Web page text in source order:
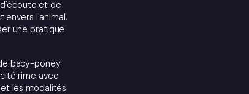
d'écoute et de
envers l'animal.
une pratique
baby-poney.
rime avec
les modalités